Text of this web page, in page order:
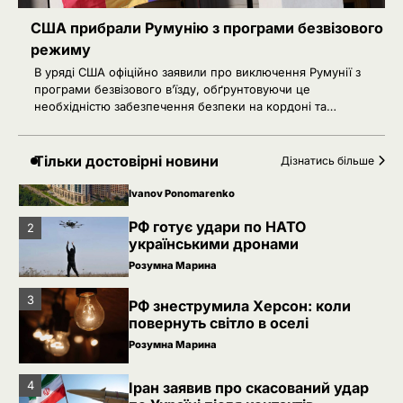
США прибрали Румунію з програми безвізового
режиму
В уряді США офіційно заявили про виключення Румунії з
програми безвізового в’їзду, обґрунтовуючи це
необхідністю забезпечення безпеки на кордоні та…
Тільки достовірні новини Дізнатись більше
по Україні після контактів
Ivanov Ponomarenko
Зеленський звільнив ще сімох
керівників дипломатичних місій
1
Київська нерухомість після 2025
року: які проєкти формують новий
вигляд столиці
Ivanov Ponomarenko
2
РФ готує удари по НАТО
українськими дронами
Розумна Марина
3
РФ знеструмила Херсон: коли
повернуть світло в оселі
Розумна Марина
4
Іран заявив про скасований удар